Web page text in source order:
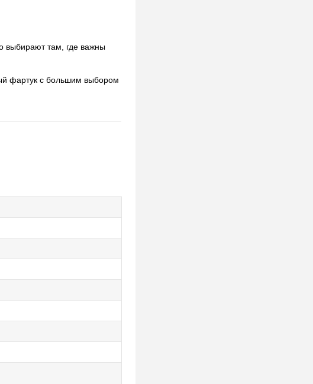
выбирают там, где важны
фартук с большим выбором